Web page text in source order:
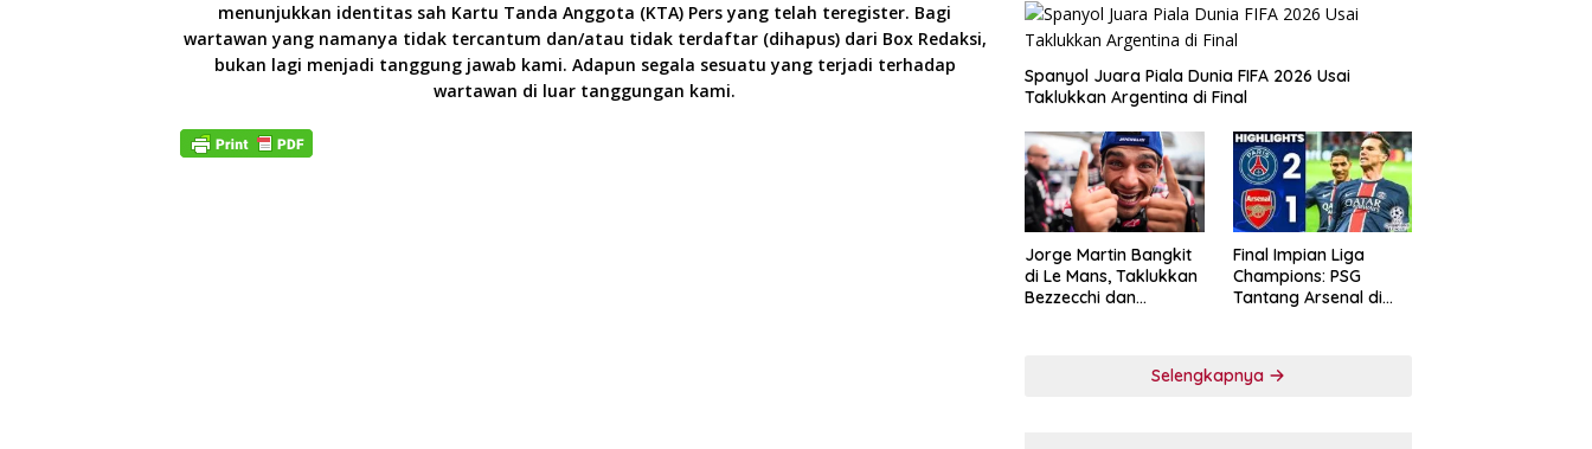
menunjukkan identitas sah Kartu Tanda Anggota (KTA) Pers yang telah teregister. Bagi
wartawan yang namanya tidak tercantum dan/atau tidak terdaftar (dihapus) dari Box Redaksi,
bukan lagi menjadi tanggung jawab kami. Adapun segala sesuatu yang terjadi terhadap
wartawan di luar tanggungan kami.
Spanyol Juara Piala Dunia FIFA 2026 Usai
Taklukkan Argentina di Final
Jorge Martin Bangkit
di Le Mans, Taklukkan
Bezzecchi dan
Final Impian Liga
Champions: PSG
Tantang Arsenal di
Selengkapnya